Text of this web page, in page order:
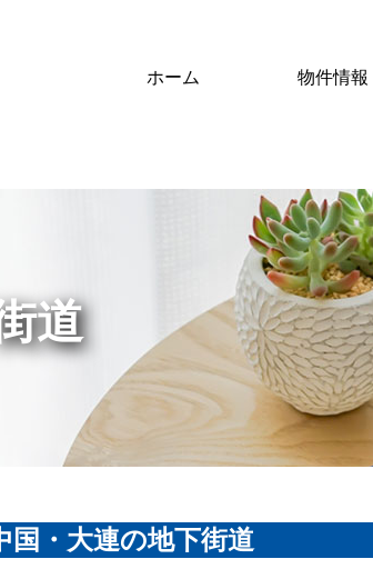
ホーム 物件情報
道
国・大連の地下街道